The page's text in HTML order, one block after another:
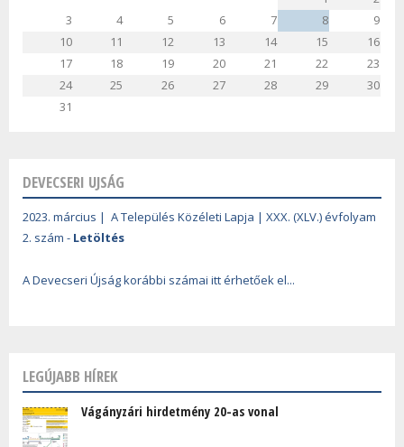
3
4 5 6 7 8
9
10
11 12 13 14 15
16
17
18 19 20 21 22
23
24
25 26 27 28 29
30
31
DEVECSERI UJSÁG
2023. március | A Település Közéleti Lapja | XXX. (XLV.) évfolyam
2. szám - Letöltés
A Devecseri Újság korábbi számai itt érhetőek el...
LEGÚJABB HÍREK
Vágányzári hirdetmény 20-as vonal